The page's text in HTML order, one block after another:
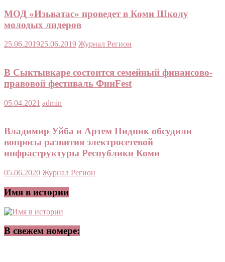
МОД «Изьватас» проведет в Коми Школу
молодых лидеров
25.06.201925.06.2019 Журнал Регион
В Сыктывкаре состоится семейный финансово-
правовой фестиваль ФинFest
05.04.2021 admin
Владимир Уйба и Артем Пидник обсудили
вопросы развития электросетевой
инфраструктуры Республики Коми
05.06.2020 Журнал Регион
Имя в истории
В свежем номере: